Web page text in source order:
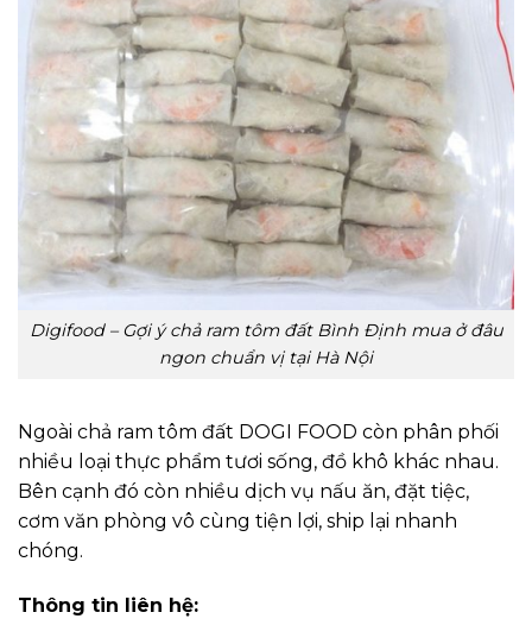
Digifood – Gợi ý chả ram tôm đất Bình Định mua ở đâu
ngon chuẩn vị tại Hà Nội
Ngoài chả ram tôm đất DOGI FOOD còn phân phối
nhiều loại thực phẩm tươi sống, đồ khô khác nhau.
Bên cạnh đó còn nhiều dịch vụ nấu ăn, đặt tiệc,
cơm văn phòng vô cùng tiện lợi, ship lại nhanh
chóng.
Thông tin liên hệ: